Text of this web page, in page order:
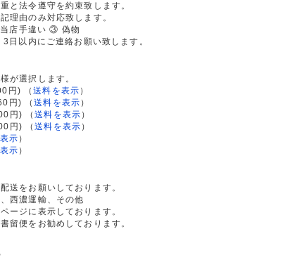
と法令遵守を約束致します。
理由のみ対応致します。
店手違い ③ 偽物
日以内にご連絡お願い致します。
が選択します。
円)
（送料を表示 ）
円)
（送料を表示 ）
円)
（送料を表示 ）
円)
（送料を表示 ）
示 ）
示 ）
送をお願いしております。
、西濃運輸、その他
ージに表示しております。
留便をお勧めしております。